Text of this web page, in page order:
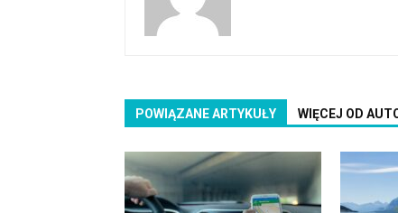
POWIĄZANE ARTYKUŁY WIĘCEJ OD